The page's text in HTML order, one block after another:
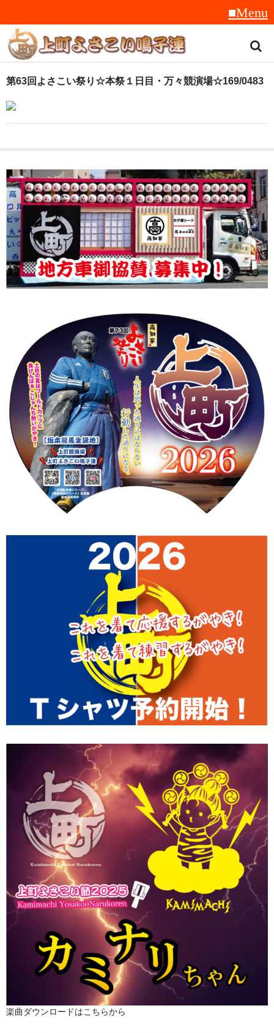
トップ
スタッフ紹介
音楽
衣装
地方車
グッズ
上町Tシャツ
振付
その他
壁紙
お問合せ
スタッフブログ
第63回よさこい祭り☆本祭１日目・万々競演場☆169/0483
楽曲ダウンロードはこちらから